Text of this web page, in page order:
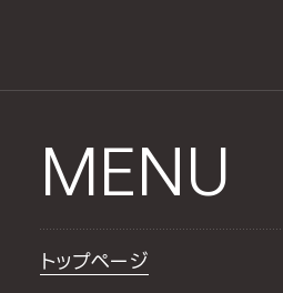
MENU
トップページ